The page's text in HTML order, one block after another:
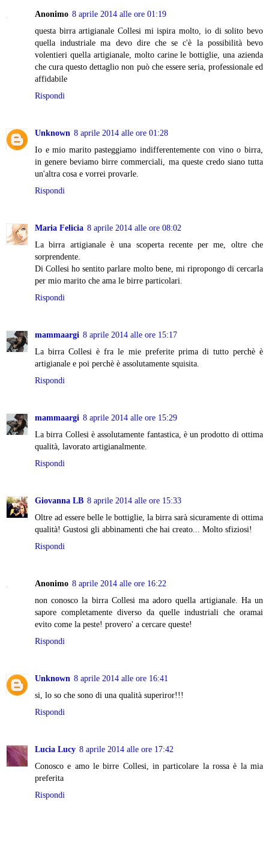
Anonimo 8 aprile 2014 alle ore 01:19
questa birra artigianale Collesi mi ispira molto, io di solito bevo
quella industriale ma devo dire che se c'è la possibilità bevo
volentieri quella artigianale, molto carine le bottiglie, una azienda
che cura questo dettaglio non può che essere seria, professionale ed
affidabile
Rispondi
Unknown 8 aprile 2014 alle ore 01:28
Io e mio marito pasteggiamo indifferentemente con vino o birra,
in genere beviamo birre commerciali, ma queste credo siano tutta
un'altra cosa e vorrei provarle.
Rispondi
Maria Felicia 8 aprile 2014 alle ore 08:02
La birra artigianale è una scoperta recente per me, oltre che
sorprendente.
Di Collesi ho sentito parlare molto bene, mi ripropongo di cercarla
per mio marito che ama le birre particolari.
Rispondi
mammaargi 8 aprile 2014 alle ore 15:17
La birra Collesi è fra le mie preferite prima di tutto perchè è
artigianale e poi perchè è assolutamente squisita.
Rispondi
mammaargi 8 aprile 2014 alle ore 15:29
La birra Collesi è assolutamente fantastica, è un prodotto di ottima
qualità, lavorato artigianalmente.
Rispondi
Giovanna LB 8 aprile 2014 alle ore 15:33
Oltre ad essere belle le bottiglie, la birra sarà sicuramente di ottima
qualità! Gustosi gli abbinamenti che hai creato... Molto sfiziosi!
Rispondi
Anonimo 8 aprile 2014 alle ore 16:22
non conosco la birra Collesi ma adoro quella artigianale. Ha un
sapore completamente diverso da quelle industriali che oramai
evito come la peste! provero' a cercare queste!
Rispondi
Unknown 8 aprile 2014 alle ore 16:41
si, lo so che sono di una qualità superiror!!!
Rispondi
Lucia Lucy 8 aprile 2014 alle ore 17:42
Conosco e amo le birre Collesi, in particolare la rossa è la mia
preferita
Rispondi